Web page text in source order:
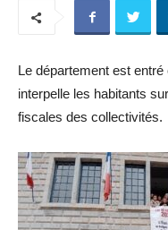
Le département est
interpelle les habitants
fiscales des collectivités.